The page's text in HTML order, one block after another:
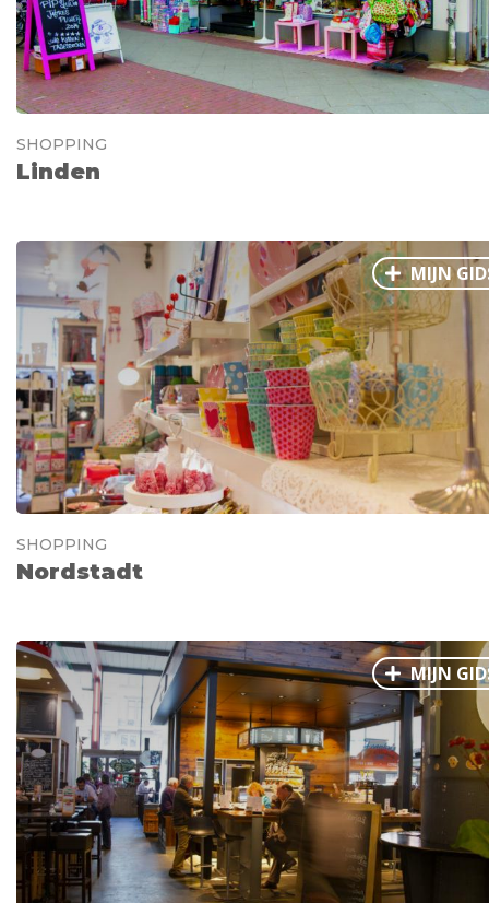
SHOPPING
Linden
MIJN
SHOPPING
Nordstadt
MIJN